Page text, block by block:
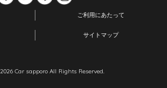
ご利用にあたって
サイトマップ
2026 Car sapporo All Rights Reserved.